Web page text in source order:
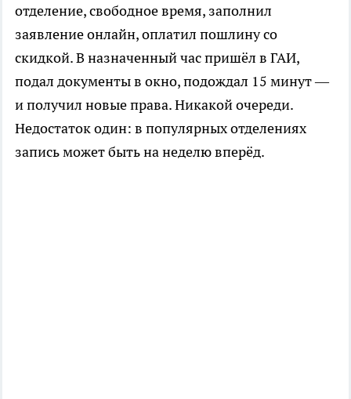
отделение, свободное время, заполнил
заявление онлайн, оплатил пошлину со
скидкой. В назначенный час пришёл в ГАИ,
подал документы в окно, подождал 15 минут —
и получил новые права. Никакой очереди.
Недостаток один: в популярных отделениях
запись может быть на неделю вперёд.